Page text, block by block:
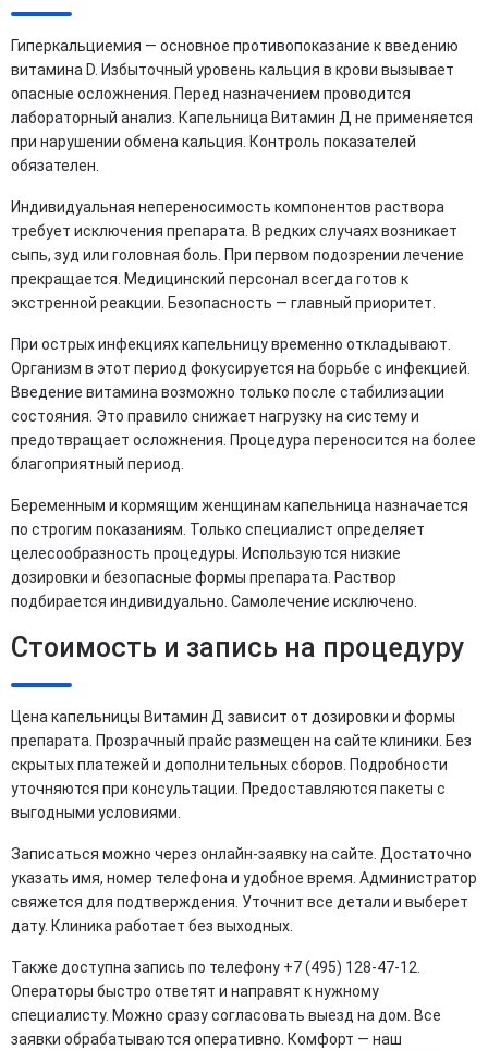
Гиперкальциемия — основное противопоказание к введению
витамина D. Избыточный уровень кальция в крови вызывает
опасные осложнения. Перед назначением проводится
лабораторный анализ. Капельница Витамин Д не применяется
при нарушении обмена кальция. Контроль показателей
обязателен.
Индивидуальная непереносимость компонентов раствора
требует исключения препарата. В редких случаях возникает
сыпь, зуд или головная боль. При первом подозрении лечение
прекращается. Медицинский персонал всегда готов к
экстренной реакции. Безопасность — главный приоритет.
При острых инфекциях капельницу временно откладывают.
Организм в этот период фокусируется на борьбе с инфекцией.
Введение витамина возможно только после стабилизации
состояния. Это правило снижает нагрузку на систему и
предотвращает осложнения. Процедура переносится на более
благоприятный период.
Беременным и кормящим женщинам капельница назначается
по строгим показаниям. Только специалист определяет
целесообразность процедуры. Используются низкие
дозировки и безопасные формы препарата. Раствор
подбирается индивидуально. Самолечение исключено.
Стоимость и запись на процедуру
Цена капельницы Витамин Д зависит от дозировки и формы
препарата. Прозрачный прайс размещен на сайте клиники. Без
скрытых платежей и дополнительных сборов. Подробности
уточняются при консультации. Предоставляются пакеты с
выгодными условиями.
Записаться можно через онлайн-заявку на сайте. Достаточно
указать имя, номер телефона и удобное время. Администратор
свяжется для подтверждения. Уточнит все детали и выберет
дату. Клиника работает без выходных.
Также доступна запись по телефону +7 (495) 128-47-12.
Операторы быстро ответят и направят к нужному
специалисту. Можно сразу согласовать выезд на дом. Все
заявки обрабатываются оперативно. Комфорт — наш